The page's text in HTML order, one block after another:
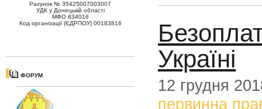
Рахунок № 35425007003007
УДК у Донецькій області
МФО 834016
Код організації (ЄДРПОУ) 00183816
ФОРУМ
Україні
12 грудня
первинна